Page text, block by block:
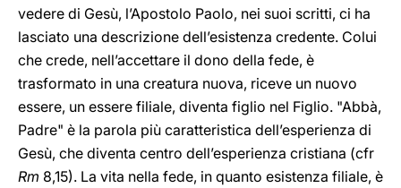
vedere di Gesù, l’Apostolo Paolo, nei suoi scritti, ci ha
lasciato una descrizione dell’esistenza credente. Colui
che crede, nell’accettare il dono della fede, è
trasformato in una creatura nuova, riceve un nuovo
essere, un essere filiale, diventa figlio nel Figlio. "Abbà,
Padre" è la parola più caratteristica dell’esperienza di
Gesù, che diventa centro dell’esperienza cristiana (cfr
Rm 8,15). La vita nella fede, in quanto esistenza filiale, è